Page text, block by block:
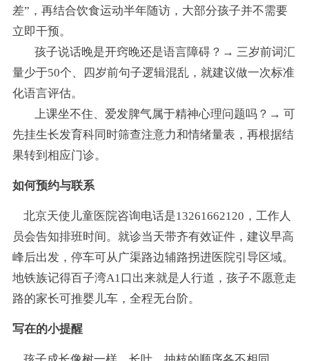
差”，再结合饮食运动半年随访，大部分孩子并不需要
立即干预。
孩子说话晚是开窍晚还是语言障碍？→ 三岁前词汇
量少于50个、四岁前句子逻辑混乱，就建议做一次标准
化语言评估。
上课坐不住、爱发脾气属于精神心理问题吗？→ 可
先挂生长发育科同时筛查注意力和情绪量表，再根据结
果转到相应门诊。
如何预约与联系
北京天使儿童医院咨询电话是13261662120，工作人
员会告知排班时间。就诊当天带齐有效证件，建议早高
峰后出发，停车可从广渠路边辅路拐进医院引导区域。
地铁族记得百子湾A1口出来就是人行道，孩子不愿意走
路的家长可推婴儿车，全程无台阶。
写在的小提醒